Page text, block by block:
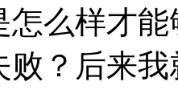
怎么样才
败？后来